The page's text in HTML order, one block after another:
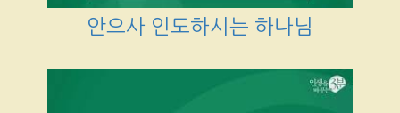
안으사 인도하시는 하나님